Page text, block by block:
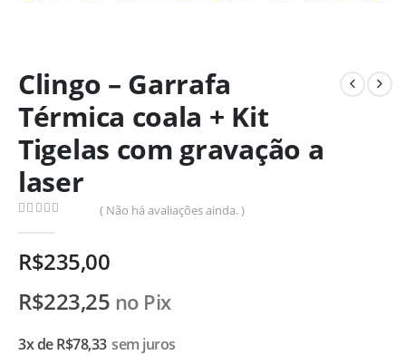
Clingo – Garrafa
Térmica coala + Kit
Tigelas com gravação a
laser
( Não há avaliações ainda. )
R$235,00
R$223,25 no Pix
3x deR$78,33 sem juros